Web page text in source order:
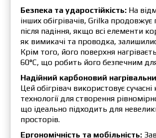
Безпека та ударостійкість: На
інших обігрівачів, Grilka
після падіння, якщо всі елементи
як вимикачі та проводка,
Крім того, його поверхня
60°C, що робить його безпечним
Надійний карбоновий
Цей обігрівач використовує сучасні
технології для створення
що ідеально підходить для
просторів.
Ергономічність та мобільність: